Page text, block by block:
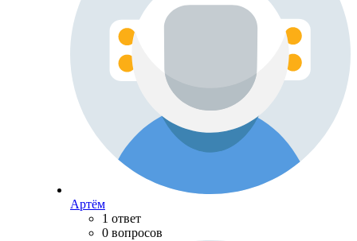
Артём
1 ответ
0 вопросов